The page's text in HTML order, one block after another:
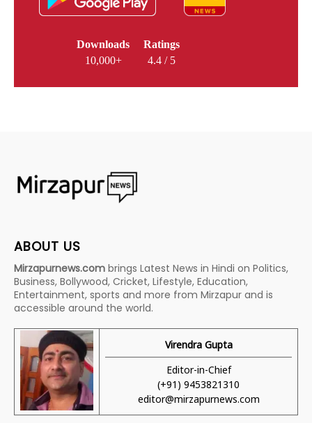
Downloads
10,000+
Ratings
4.4 / 5
ABOUT US
Mirzapurnews.com brings Latest News in Hindi on Politics,
Business, Bollywood, Cricket, Lifestyle, Education,
Entertainment, sports and more from Mirzapur and is
accessible around the world.
Virendra Gupta
Editor-in-Chief
(+91) 9453821310
editor@mirzapurnews.com